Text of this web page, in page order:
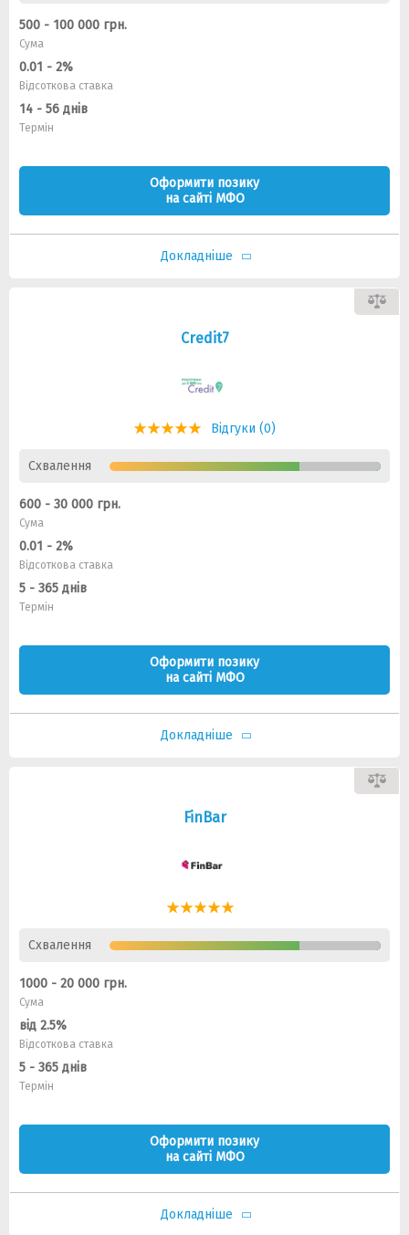
500 - 100 000 грн.
Сума
0.01 - 2%
Відсоткова ставка
14 - 56 днів
Термін
Оформити позику
на сайті МФО
Докладніше
Credit7
Відгуки (0)
Схвалення
600 - 30 000 грн.
Сума
0.01 - 2%
Відсоткова ставка
5 - 365 днів
Термін
Оформити позику
на сайті МФО
Докладніше
FinBar
Схвалення
1000 - 20 000 грн.
Сума
від 2.5%
Відсоткова ставка
5 - 365 днів
Термін
Оформити позику
на сайті МФО
Докладніше